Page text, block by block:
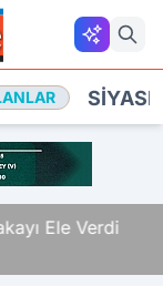
Ele Verdi